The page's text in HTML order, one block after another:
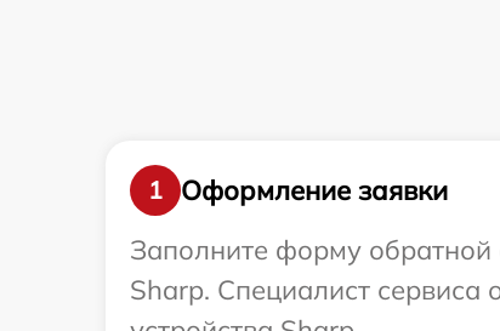
1
Оформление заявки
Заполните форму обратной
Sharp. Специалист